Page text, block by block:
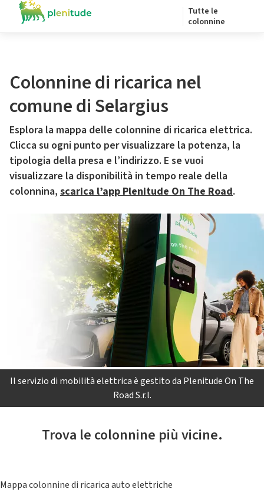
Tutte le
colonnine
Colonnine di ricarica nel
comune di Selargius
Esplora la mappa delle colonnine di ricarica elettrica.
Clicca su ogni punto per visualizzare la potenza, la
tipologia della presa e l’indirizzo. E se vuoi
visualizzare la disponibilità in tempo reale della
colonnina, scarica l’app Plenitude On The Road.
Il servizio di mobilità elettrica è gestito da Plenitude On The
Road S.r.l.
Trova le colonnine più vicine.
Mappa colonnine di ricarica auto elettriche